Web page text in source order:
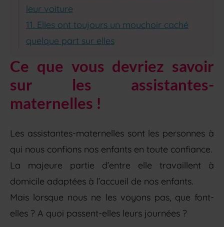
leur voiture
11. Elles ont toujours un mouchoir caché
quelque part sur elles
Ce que vous devriez savoir
sur les assistantes-
maternelles !
Les assistantes-maternelles sont les personnes à
qui nous confions nos enfants en toute confiance.
La majeure partie d’entre elle travaillent à
domicile adaptées à l’accueil de nos enfants.
Mais lorsque nous ne les voyons pas, que font-
elles ? A quoi passent-elles leurs journées ?